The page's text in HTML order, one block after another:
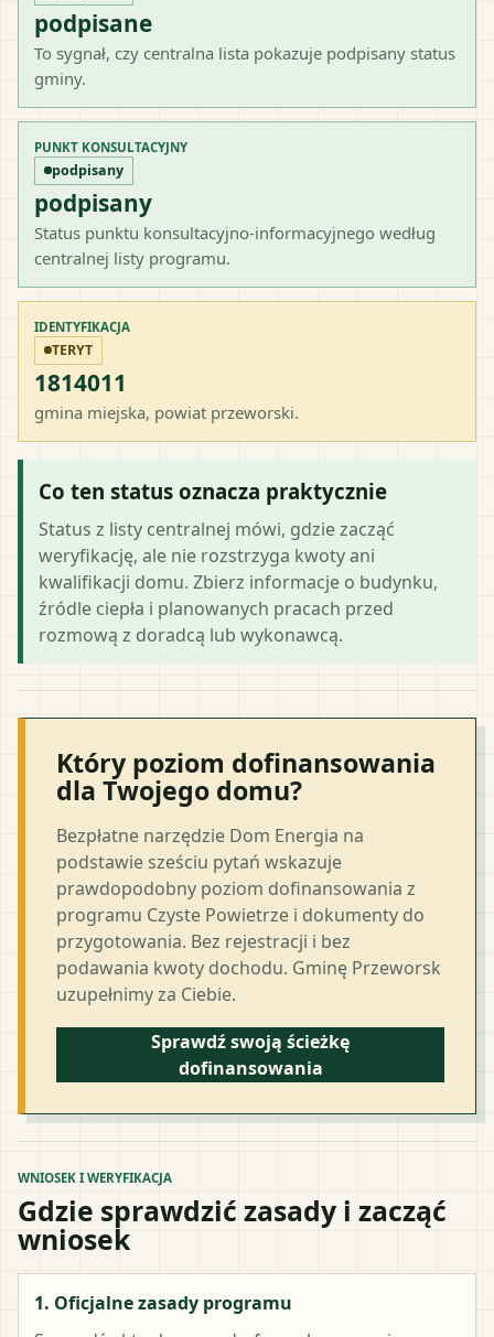
podpisane
To sygnał, czy centralna lista pokazuje podpisany status
gminy.
PUNKT KONSULTACYJNY
podpisany
podpisany
Status punktu konsultacyjno-informacyjnego według
centralnej listy programu.
IDENTYFIKACJA
TERYT
1814011
gmina miejska, powiat przeworski.
Co ten status oznacza praktycznie
Status z listy centralnej mówi, gdzie zacząć
weryfikację, ale nie rozstrzyga kwoty ani
kwalifikacji domu. Zbierz informacje o budynku,
źródle ciepła i planowanych pracach przed
rozmową z doradcą lub wykonawcą.
Który poziom dofinansowania
dla Twojego domu?
Bezpłatne narzędzie Dom Energia na
podstawie sześciu pytań wskazuje
prawdopodobny poziom dofinansowania z
programu Czyste Powietrze i dokumenty do
przygotowania. Bez rejestracji i bez
podawania kwoty dochodu. Gminę Przeworsk
uzupełnimy za Ciebie.
Sprawdź swoją ścieżkę
dofinansowania
WNIOSEK I WERYFIKACJA
Gdzie sprawdzić zasady i zacząć
wniosek
1. Oficjalne zasady programu